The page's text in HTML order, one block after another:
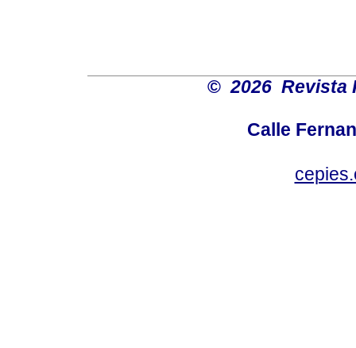
© 2026 Revista
Calle